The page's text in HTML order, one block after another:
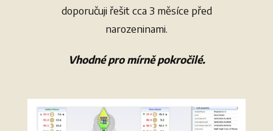
doporučuji řešit cca 3 měsíce před
narozeninami.
Vhodné pro mírně pokročilé.